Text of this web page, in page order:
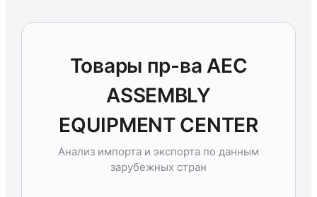
Товары пр-ва AEC
ASSEMBLY
EQUIPMENT CENTER
Анализ импорта и экспорта по данным
зарубежных стран